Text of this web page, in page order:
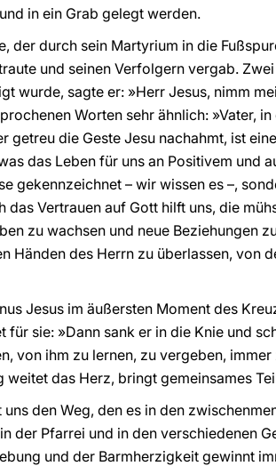
in ein Grab gelegt werden.
der durch sein Martyrium in die
und seinen Verfolgern vergab.
wurde, sagte er: »Herr Jesus, nimm
Worten sehr ähnlich: »Vater,
getreu die Geste Jesu nachahmt, ist
das Leben für uns an Positivem und
gekennzeichnet – wir wissen es –,
Vertrauen auf Gott hilft uns, die
zu wachsen und neue Beziehungen
Händen des Herrn zu überlassen, von
Jesus im äußersten Moment des
sie: »Dann sank er in die Knie und
von ihm zu lernen, zu vergeben,
das Herz, bringt gemeinsames
den Weg, den es in den
der Pfarrei und in den verschiedenen
und der Barmherzigkeit gewinnt